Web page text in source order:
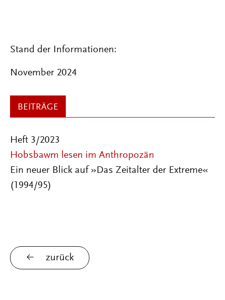
Stand der Informationen:
November 2024
BEITRÄGE
Heft 3/2023
Hobsbawm lesen im Anthropozän
Ein neuer Blick auf »Das Zeitalter der Extreme«
(1994/95)
zurück